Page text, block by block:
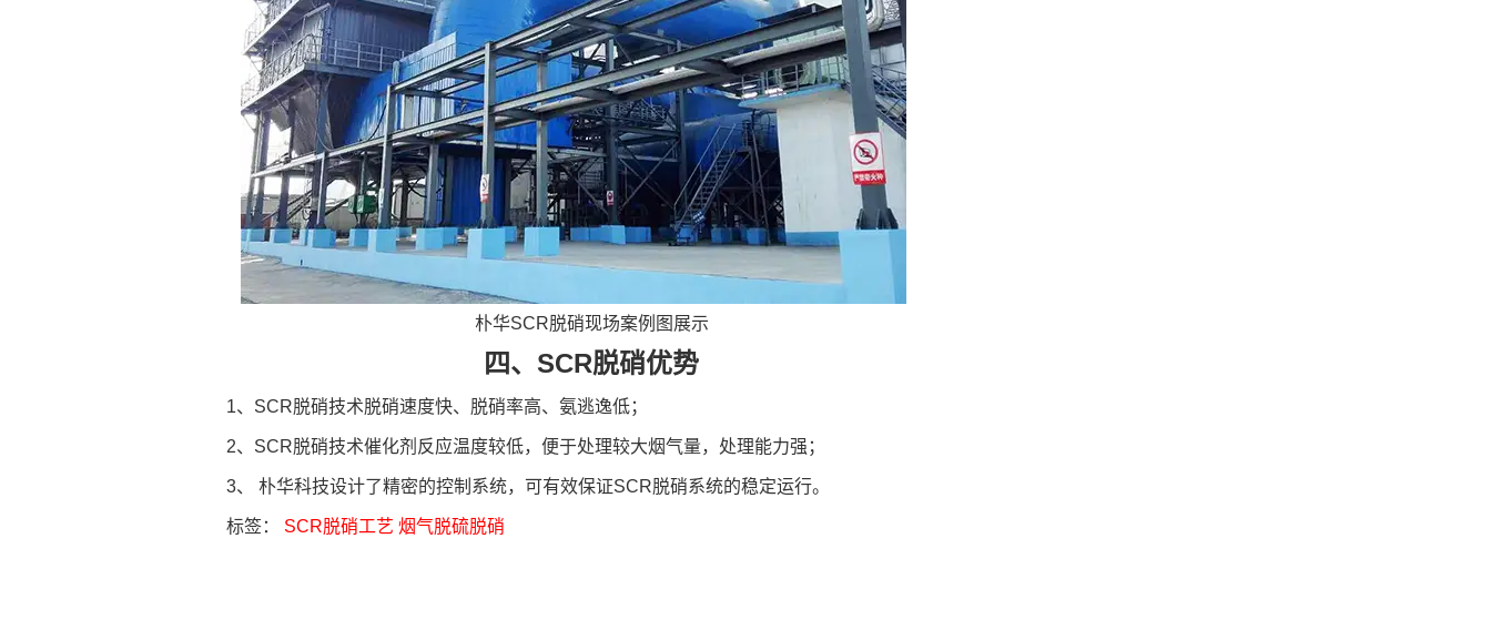
朴华SCR脱硝现场案例图展示
四、SCR脱硝优势
1、SCR脱硝技术脱硝速度快、脱硝率高、氨逃逸低；
2、SCR脱硝技术催化剂反应温度较低，便于处理较大烟气量，处理能力强；
3、 朴华科技设计了精密的控制系统，可有效保证SCR脱硝系统的稳定运行。
标签： SCR脱硝工艺 烟气脱硫脱硝